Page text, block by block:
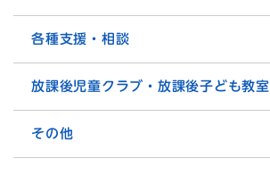
各種支援・相談
放課後児童クラブ・放課後子ども教室
その他